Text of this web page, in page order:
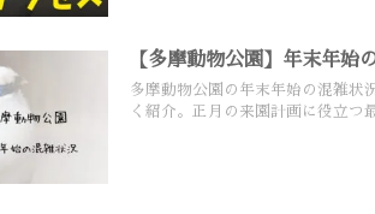
【多摩動物公園】年末年始
多摩動物公園の年末年始の混雑状
く紹介。正月の来園計画に役立つ